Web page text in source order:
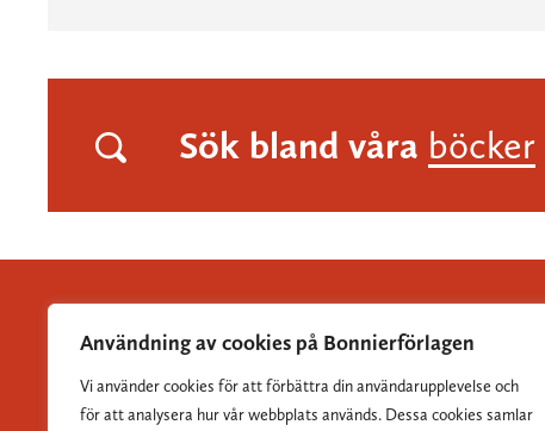
Användning av cookies på Bonnierförlagen
Vi använder cookies för att förbättra din användarupplevelse och
för att analysera hur vår webbplats används. Dessa cookies samlar
Sök bland våra böcker
Albert Bonniers Förlag grundades 1837 och är Sveriges